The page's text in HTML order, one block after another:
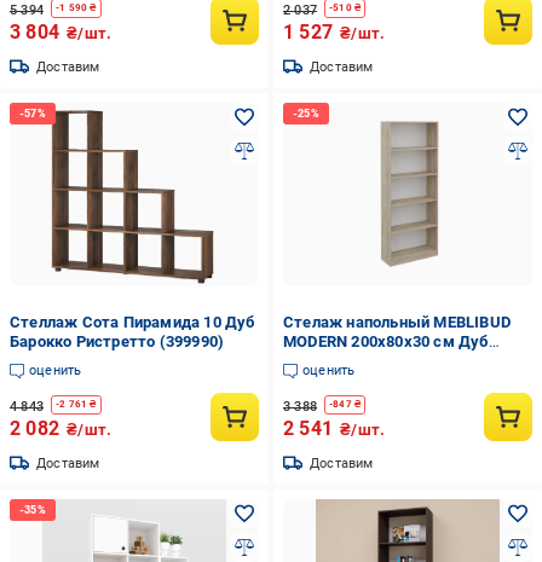
5 394 -1 590 ₴
3 804 ₴/шт.
Доставим
2 037 -510₴
1 527 ₴/шт.
Доставим
Стеллаж Сота Пирамида 10 Дуб
Барокко Ристретто (399990)
оценить
4 843 -2 761 ₴
2 082 ₴/шт.
Доставим
Стелаж напольный MEBLIBUD
MODERN 200х80х30 см Дуб
сонома
оценить
3 388 -847₴
2 541 ₴/шт.
Доставим